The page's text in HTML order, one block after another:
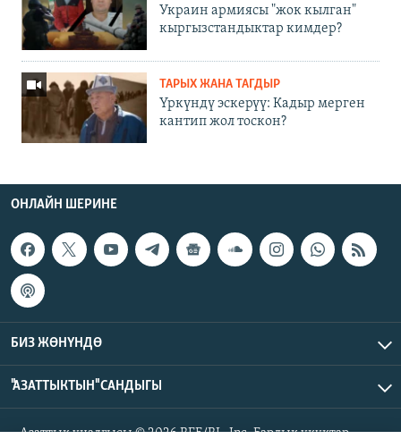
Украин армиясы "жок кылган"
кыргызстандыктар кимдер?
ТАРЫХ ЖАНА ТАГДЫР
Үркүндү эскерүү: Кадыр мерген
кантип жол тоскон?
ОНЛАЙН ШЕРИНЕ
БИЗ ЖӨНҮНДӨ
"АЗАТТЫКТЫН" САНДЫГЫ
Азаттык үналгысы © 2026 RFE/RL, Inc. Бардык укуктар